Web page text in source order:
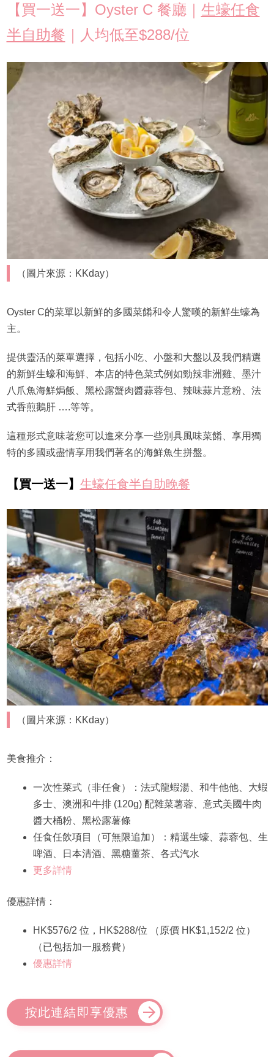
【買一送一】Oyster C 餐廳｜ 生蠔任食
半自助餐 ｜人均低至$288/位
（圖片來源：KKday）
Oyster C的菜單以新鮮的多國菜餚和令人驚嘆的新鮮生蠔為
主。
提供靈活的菜單選擇，包括小吃、小盤和大盤以及我們精選
的新鮮生蠔和海鮮、本店的特色菜式例如勁辣非洲雞、墨汁
八爪魚海鮮焗飯、黑松露蟹肉醬蒜蓉包、辣味蒜片意粉、法
式香煎鵝肝 ….等等。
這種形式意味著您可以進來分享一些別具風味菜餚、享用獨
特的多國或盡情享用我們著名的海鮮魚生拼盤。
【買一送一】 生蠔任食半自助晚餐
（圖片來源：KKday）
美食推介：
一次性菜式（非任食）：法式龍蝦湯、和牛他他、大蝦
多士、⁠澳洲和牛排 (120g) 配雜菜薯蓉、意式美國牛肉
醬大桶粉、黑松露薯條
任食任飲項目（可無限追加）：精選生蠔、蒜蓉包、生
啤酒、日本清酒、黑糖薑茶、各式汽水
更多詳情
優惠詳情：
HK$576/2 位，HK$288/位 （原價 HK$1,152/2 位）
（已包括加一服務費）
優惠詳情
按此連結即享優惠